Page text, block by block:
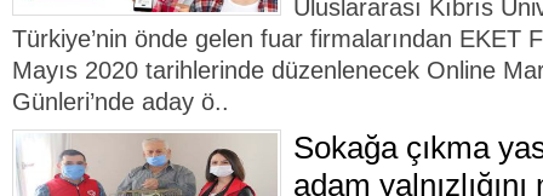
Uluslararası Kıbrıs
Türkiye’nin önde gelen fuar firmalarından EKET
Mayıs 2020 tarihlerinde düzenlenecek Online
Günleri’nde aday ö..
Sokağa çıkma
adam